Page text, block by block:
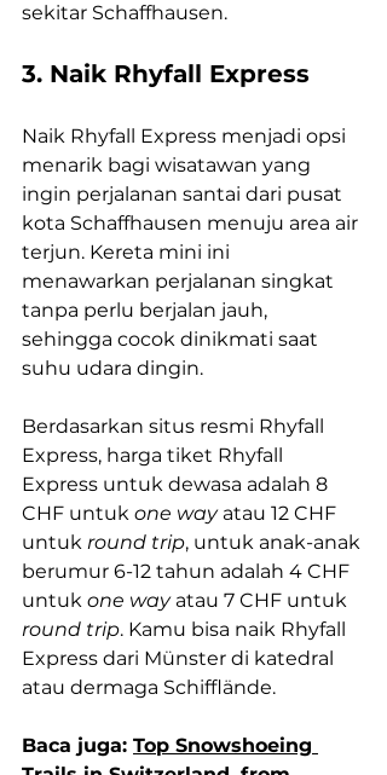
sekitar Schaffhausen.
3. Naik Rhyfall Express
Naik Rhyfall Express menjadi opsi
menarik bagi wisatawan yang
ingin perjalanan santai dari pusat
kota Schaffhausen menuju area air
terjun. Kereta mini ini
menawarkan perjalanan singkat
tanpa perlu berjalan jauh,
sehingga cocok dinikmati saat
suhu udara dingin.
Berdasarkan situs resmi Rhyfall
Express, harga tiket Rhyfall
Express untuk dewasa adalah 8
CHF untuk one way atau 12 CHF
untuk round trip, untuk anak-anak
berumur 6-12 tahun adalah 4 CHF
untuk one way atau 7 CHF untuk
round trip. Kamu bisa naik Rhyfall
Express dari Münster di katedral
atau dermaga Schifflände.
Baca juga: Top Snowshoeing